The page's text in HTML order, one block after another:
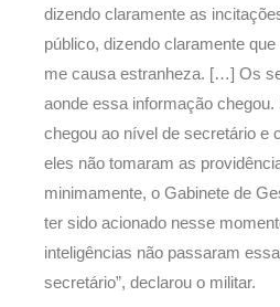
dizendo claramente as
público, dizendo claramente
me causa estranheza. […] Os
aonde essa informação
chegou ao nível de secretário e
eles não tomaram as
minimamente, o Gabinete de
ter sido acionado nesse
inteligências não passaram
secretário”, declarou o militar.